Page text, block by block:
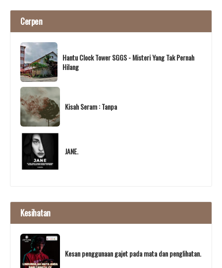
Cerpen
Hantu Clock Tower SGGS - Misteri Yang Tak Pernah
Hilang
Kisah Seram : Tanpa
JANE.
Kesihatan
Kesan penggunaan gajet pada mata dan penglihatan.